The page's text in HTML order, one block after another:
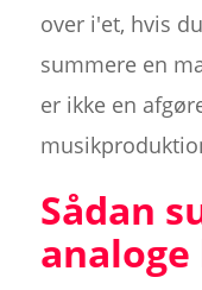
over i'et, hvis
summere en
er ikke en
Sådan